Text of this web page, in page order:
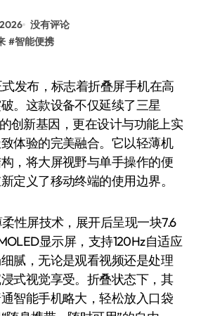
没有评论
#智能便携
。这款设备不仅延续了三星
创新基因，更在设计与功能上实
体验的完美融合。它以轻薄机
，将大屏视野与单手操作的便
定义了移动终端的使用边界。
屏技术，展开后呈现一块7.6
显示屏，支持120Hz自适应
腻，无论是观看视频还是处理
式视觉享受。折叠状态下，其
智能手机略大，轻松放入口袋